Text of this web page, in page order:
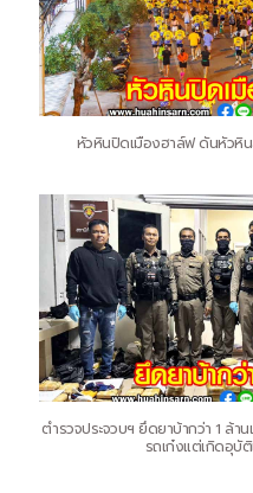
หัวหินปิดเมืองฮาล์ฟ ดันหัวหิน
ตำรวจประจวบฯ ยึดยาบ้ากว่า 1 ล้า
รถเก๋งแต่เกิดอุบั